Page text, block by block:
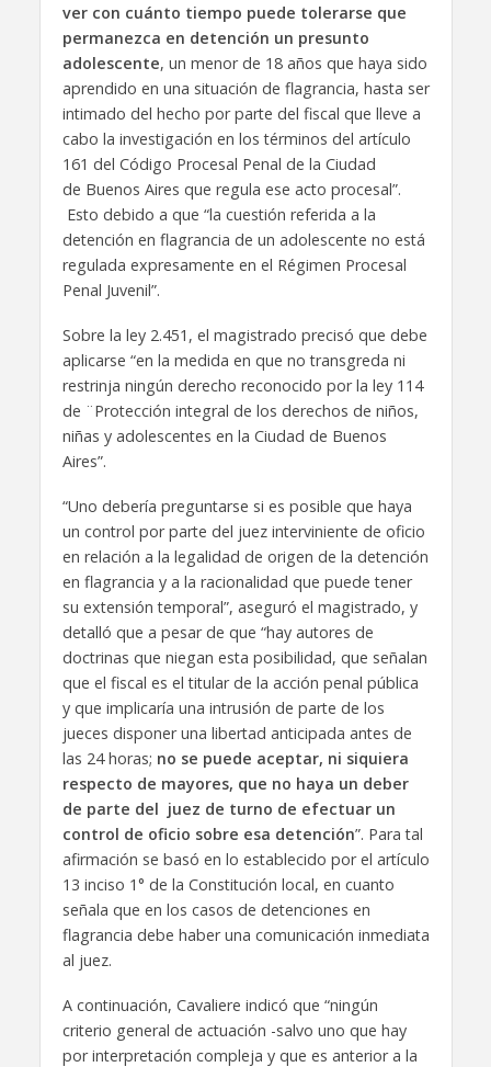
ver con cuánto tiempo puede tolerarse que
permanezca en detención un presunto
adolescente, un menor de 18 años que haya sido
aprendido en una situación de flagrancia, hasta ser
intimado del hecho por parte del fiscal que lleve a
cabo la investigación en los términos del artículo
161 del Código Procesal Penal de la Ciudad
de Buenos Aires que regula ese acto procesal”.
Esto debido a que “la cuestión referida a la
detención en flagrancia de un adolescente no está
regulada expresamente en el Régimen Procesal
Penal Juvenil”.
Sobre la ley 2.451, el magistrado precisó que debe
aplicarse “en la medida en que no transgreda ni
restrinja ningún derecho reconocido por la ley 114
de ¨Protección integral de los derechos de niños,
niñas y adolescentes en la Ciudad de Buenos
Aires”.
“Uno debería preguntarse si es posible que haya
un control por parte del juez interviniente de oficio
en relación a la legalidad de origen de la detención
en flagrancia y a la racionalidad que puede tener
su extensión temporal”, aseguró el magistrado, y
detalló que a pesar de que “hay autores de
doctrinas que niegan esta posibilidad, que señalan
que el fiscal es el titular de la acción penal pública
y que implicaría una intrusión de parte de los
jueces disponer una libertad anticipada antes de
las 24 horas; no se puede aceptar, ni siquiera
respecto de mayores, que no haya un deber
de parte del juez de turno de efectuar un
control de oficio sobre esa detención”. Para tal
afirmación se basó en lo establecido por el artículo
13 inciso 1° de la Constitución local, en cuanto
señala que en los casos de detenciones en
flagrancia debe haber una comunicación inmediata
al juez.
A continuación, Cavaliere indicó que “ningún
criterio general de actuación -salvo uno que hay
por interpretación compleja y que es anterior a la